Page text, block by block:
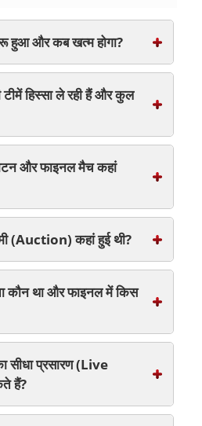
नीलामी में शामिल हुए. सभी टीमों में केवल
टीमों के कप्तान भी बदल गए हैं.
हुआ और कब खत्म होगा?
हिस्सा ले रही हैं और कुल
और फाइनल मैच कहां
(Auction) कहां हुई थी?
कौन था और फाइनल में किस
सीधा प्रसारण (Live
हैं?